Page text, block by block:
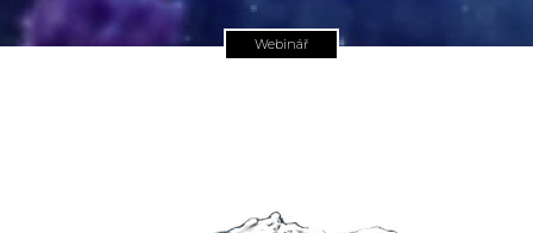
Webinář